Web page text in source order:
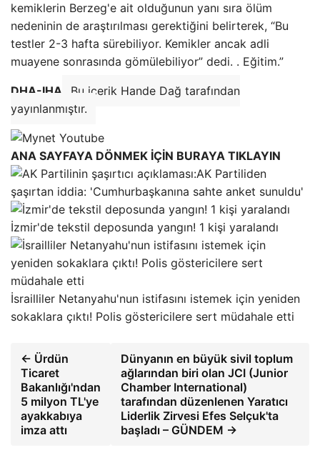
kemiklerin Berzeg'e ait olduğunun yanı sıra ölüm
nedeninin de araştırılması gerektiğini belirterek, “Bu
testler 2-3 hafta sürebiliyor. Kemikler ancak adli
muayene sonrasında gömülebiliyor” dedi. . Eğitim.”
DHA-IHA
Bu içerik Hande Dağ tarafından
yayınlanmıştır.
ANA SAYFAYA DÖNMEK İÇİN BURAYA TIKLAYIN
AK Partiliden
şaşırtan iddia: 'Cumhurbaşkanına sahte anket sunuldu'
İzmir'de tekstil deposunda yangın! 1 kişi yaralandı
İsrailliler Netanyahu'nun istifasını istemek için yeniden
sokaklara çıktı! Polis göstericilere sert müdahale etti
← Ürdün
Ticaret
Bakanlığı'ndan
5 milyon TL'ye
ayakkabıya
imza attı
Dünyanın en büyük sivil toplum
ağlarından biri olan JCI (Junior
Chamber International)
tarafından düzenlenen Yaratıcı
Liderlik Zirvesi Efes Selçuk'ta
başladı – GÜNDEM →